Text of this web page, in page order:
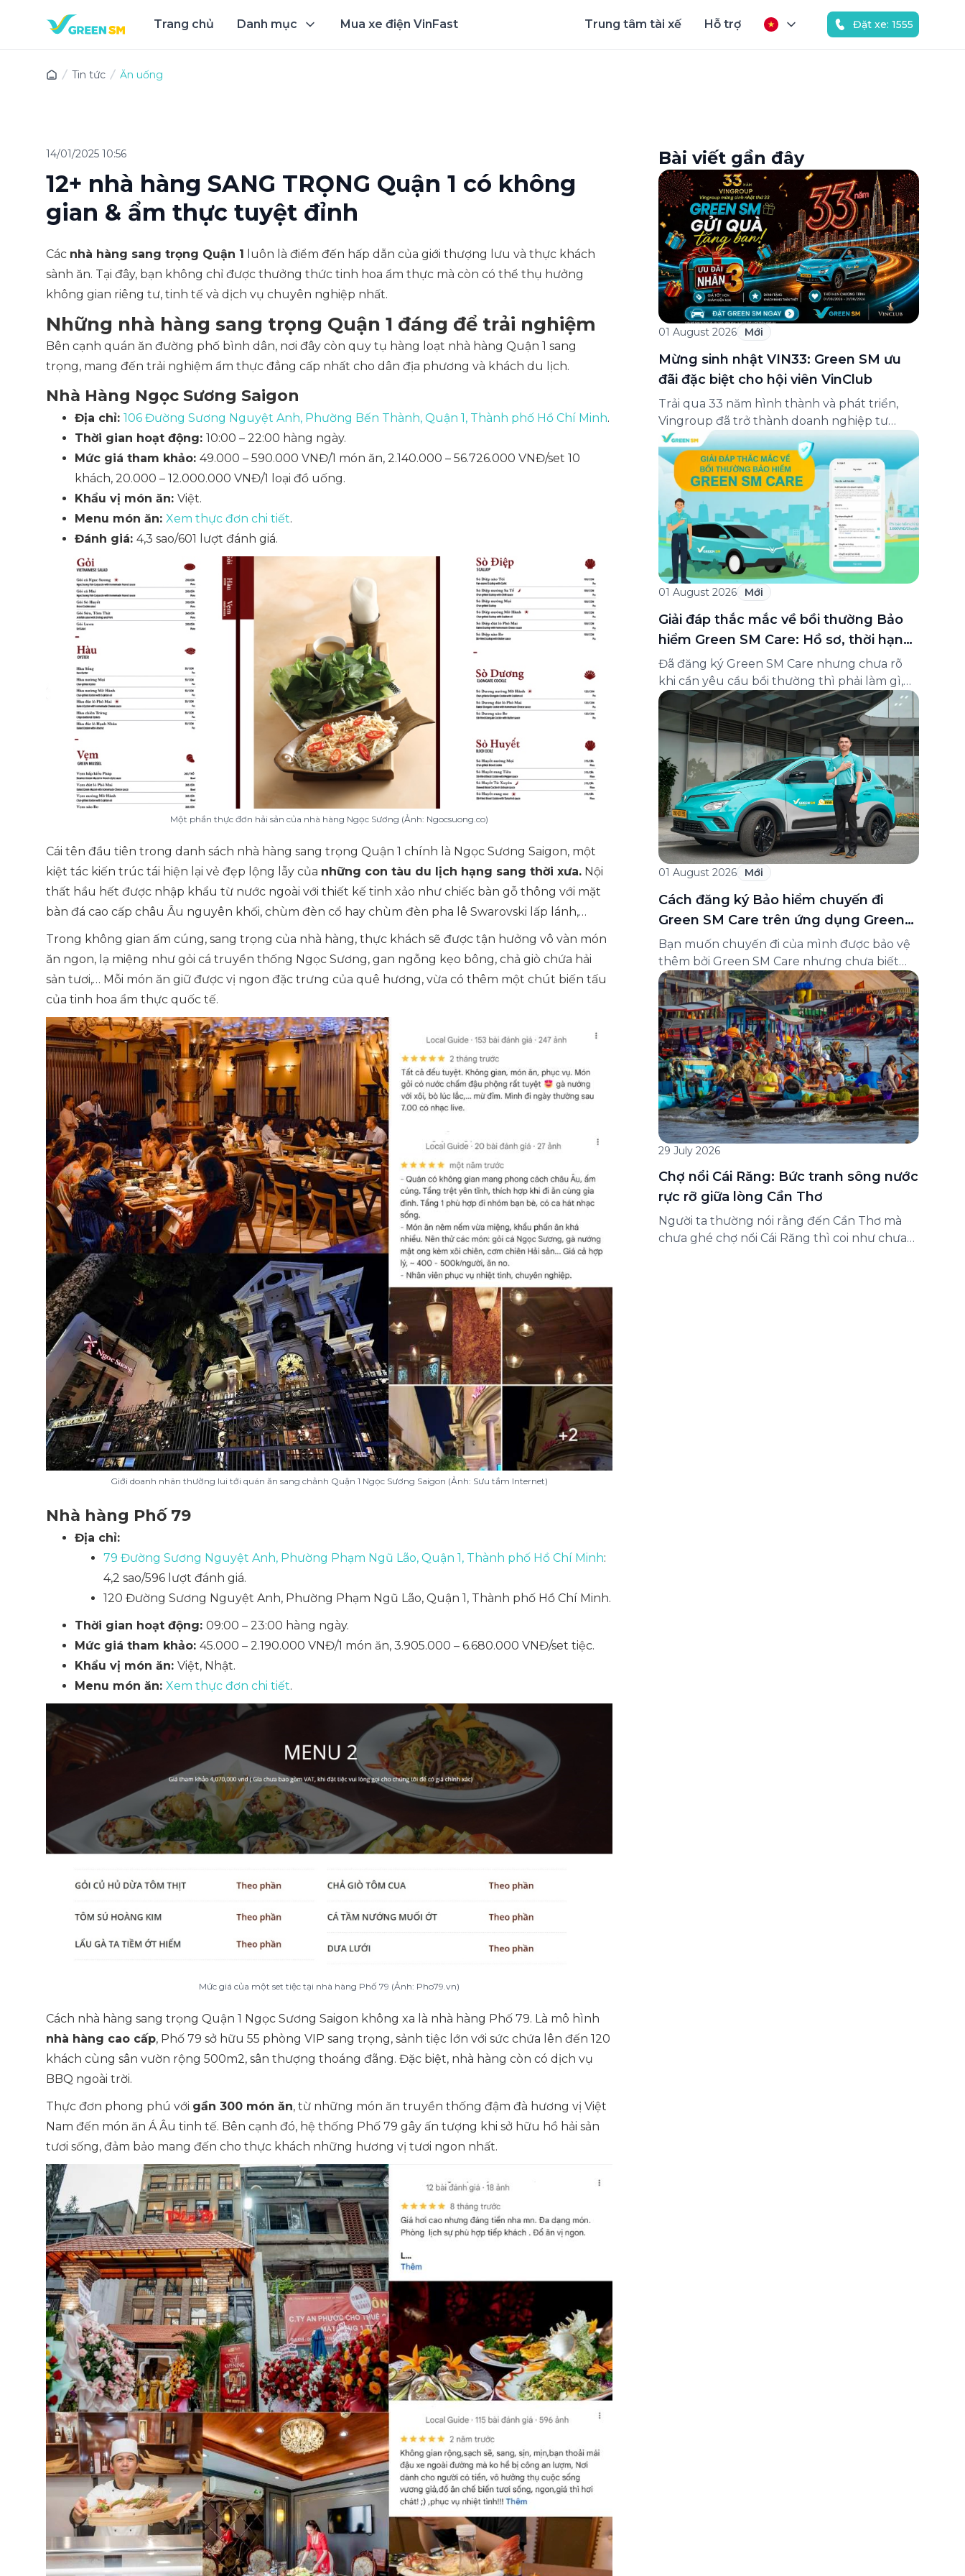
Trang chủ Danh mục Mua xe điện VinFast Trung tâm tài xế Hỗ trợ Đặt xe: 1555
Tin tức Ăn uống
14/01/2025 10:56
12+ nhà hàng SANG TRỌNG Quận 1 có không
gian & ẩm thực tuyệt đỉnh
Các nhà hàng sang trọng Quận 1 luôn là điểm đến hấp dẫn của giới thượng lưu và thực khách
sành ăn. Tại đây, bạn không chỉ được thưởng thức tinh hoa ẩm thực mà còn có thể thụ hưởng
không gian riêng tư, tinh tế và dịch vụ chuyên nghiệp nhất.
Những nhà hàng sang trọng Quận 1 đáng để trải nghiệm
Bên cạnh quán ăn đường phố bình dân, nơi đây còn quy tụ hàng loạt nhà hàng Quận 1 sang
trọng, mang đến trải nghiệm ẩm thực đẳng cấp nhất cho dân địa phương và khách du lịch.
Nhà Hàng Ngọc Sương Saigon
Địa chỉ: 106 Đường Sương Nguyệt Anh, Phường Bến Thành, Quận 1, Thành phố Hồ Chí Minh.
Thời gian hoạt động: 10:00 – 22:00 hàng ngày.
Mức giá tham khảo: 49.000 – 590.000 VNĐ/1 món ăn, 2.140.000 – 56.726.000 VNĐ/set 10
khách, 20.000 – 12.000.000 VNĐ/1 loại đồ uống.
Khẩu vị món ăn: Việt.
Menu món ăn: Xem thực đơn chi tiết.
Đánh giá: 4,3 sao/601 lượt đánh giá.
Một phần thực đơn hải sản của nhà hàng Ngọc Sương (Ảnh: Ngocsuong.co)
Cái tên đầu tiên trong danh sách nhà hàng sang trọng Quận 1 chính là Ngọc Sương Saigon, một
kiệt tác kiến trúc tái hiện lại vẻ đẹp lộng lẫy của những con tàu du lịch hạng sang thời xưa. Nội
thất hầu hết được nhập khẩu từ nước ngoài với thiết kế tinh xảo như chiếc bàn gỗ thông với mặt
bàn đá cao cấp châu Âu nguyên khối, chùm đèn cổ hay chùm đèn pha lê Swarovski lấp lánh,…
Trong không gian ấm cúng, sang trọng của nhà hàng, thực khách sẽ được tận hưởng vô vàn món
ăn ngon, lạ miệng như gỏi cá truyền thống Ngọc Sương, gan ngỗng kẹo bông, chả giò chứa hải
sản tươi,… Mỗi món ăn giữ được vị ngon đặc trưng của quê hương, vừa có thêm một chút biến tấu
của tinh hoa ẩm thực quốc tế.
Giới doanh nhân thường lui tới quán ăn sang chảnh Quận 1 Ngọc Sương Saigon (Ảnh: Sưu tầm Internet)
Nhà hàng Phố 79
Địa chỉ:
79 Đường Sương Nguyệt Anh, Phường Phạm Ngũ Lão, Quận 1, Thành phố Hồ Chí Minh:
4,2 sao/596 lượt đánh giá.
120 Đường Sương Nguyệt Anh, Phường Phạm Ngũ Lão, Quận 1, Thành phố Hồ Chí Minh.
Thời gian hoạt động: 09:00 – 23:00 hàng ngày.
Mức giá tham khảo: 45.000 – 2.190.000 VNĐ/1 món ăn, 3.905.000 – 6.680.000 VNĐ/set tiệc.
Khẩu vị món ăn: Việt, Nhật.
Menu món ăn: Xem thực đơn chi tiết.
Mức giá của một set tiệc tại nhà hàng Phố 79 (Ảnh: Pho79.vn)
Cách nhà hàng sang trọng Quận 1 Ngọc Sương Saigon không xa là nhà hàng Phố 79. Là mô hình
nhà hàng cao cấp, Phố 79 sở hữu 55 phòng VIP sang trọng, sảnh tiệc lớn với sức chứa lên đến 120
khách cùng sân vườn rộng 500m2, sân thượng thoáng đãng. Đặc biệt, nhà hàng còn có dịch vụ
BBQ ngoài trời.
Thực đơn phong phú với gần 300 món ăn, từ những món ăn truyền thống đậm đà hương vị Việt
Nam đến món ăn Á Âu tinh tế. Bên cạnh đó, hệ thống Phố 79 gây ấn tượng khi sở hữu hồ hải sản
tươi sống, đảm bảo mang đến cho thực khách những hương vị tươi ngon nhất.
Bài viết gần đây
01 August 2026 Mới
Mừng sinh nhật VIN33: Green SM ưu
đãi đặc biệt cho hội viên VinClub
Trải qua 33 năm hình thành và phát triển,
Vingroup đã trở thành doanh nghiệp tư
nhân đa ngành lớn nhất Việt Nam, lọt Top 30
doanh nghiệp lớn nhất Đông Nam Á theo
bảng xếp hạng của Tạp chí Fortune (Mỹ).
Nhân kỷ niệm 33 năm thành lập (8/8/1993
đến 8/8/2026), Green SM trân […]
01 August 2026 Mới
Giải đáp thắc mắc về bồi thường Bảo
hiểm Green SM Care: Hồ sơ, thời hạn
và cách liên hệ hỗ trợ
Đã đăng ký Green SM Care nhưng chưa rõ
khi cần yêu cầu bồi thường thì phải làm gì,
hồ sơ ra sao, hay giấy chứng nhận bảo hiểm
tìm ở đâu? Bài viết này tổng hợp đầy đủ các
câu hỏi thường gặp nhất về quy trình bồi
thường và hỗ trợ của Green […]
01 August 2026 Mới
Cách đăng ký Bảo hiểm chuyến đi
Green SM Care trên ứng dụng Green
SM
Bạn muốn chuyến đi của mình được bảo vệ
thêm bởi Green SM Care nhưng chưa biết
đăng ký ở đâu? Bài viết dưới đây sẽ hướng
dẫn chi tiết cách tham gia (và hủy tham gia)
gói bảo hiểm này ngay trên ứng dụng Green
SM, cùng những lưu ý quan trọng trước khi
[…]
29 July 2026
Chợ nổi Cái Răng: Bức tranh sông nước
rực rỡ giữa lòng Cần Thơ
Người ta thường nói rằng đến Cần Thơ mà
chưa ghé chợ nổi Cái Răng thì coi như chưa